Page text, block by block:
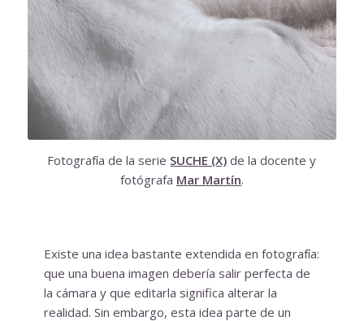
Fotografía de la serie SUCHE (X) de la docente y
fotógrafa Mar Martín.
Existe una idea bastante extendida en fotografía:
que una buena imagen debería salir perfecta de
la cámara y que editarla significa alterar la
realidad. Sin embargo, esta idea parte de un